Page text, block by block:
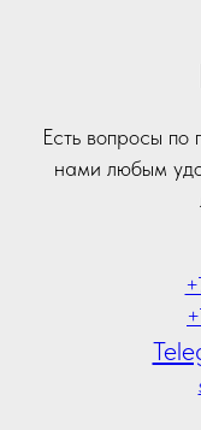
Есть вопросы по
нами любым